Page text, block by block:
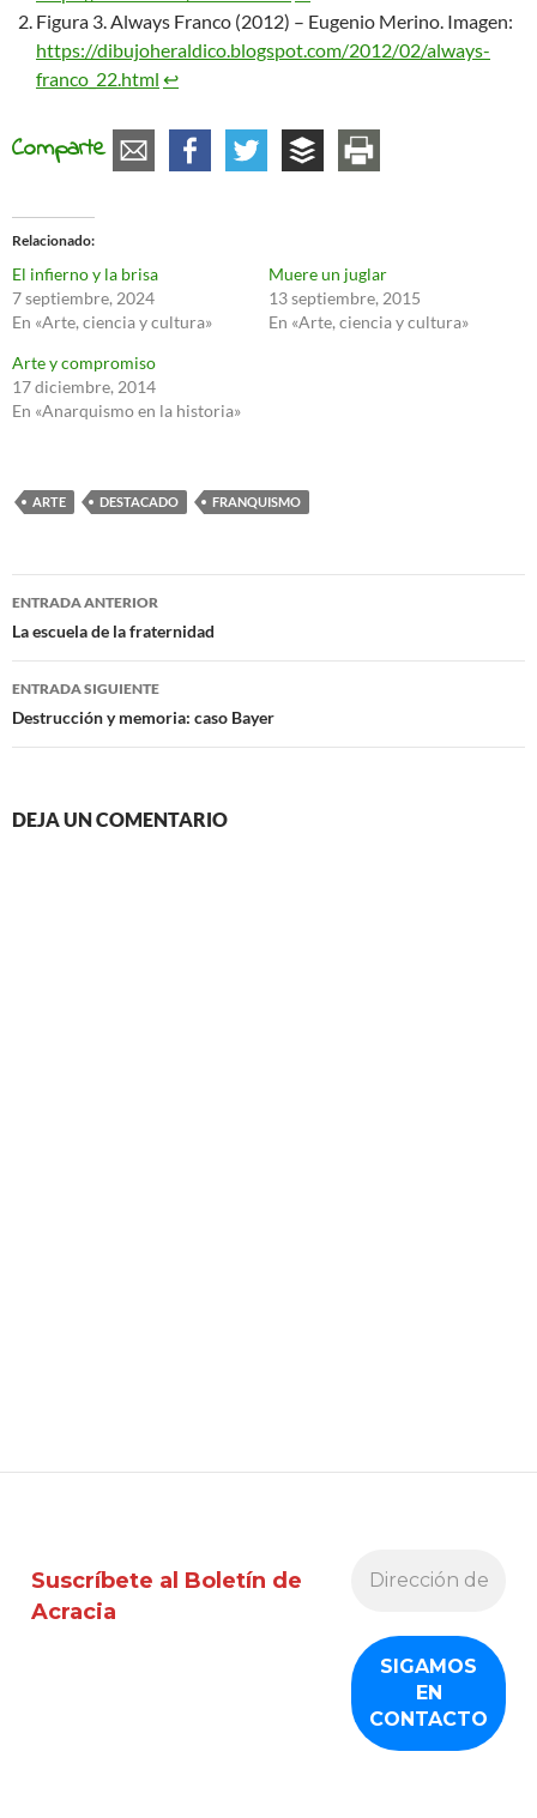
Figura 3. Always Franco (2012) – Eugenio Merino. Imagen:
https://dibujoheraldico.blogspot.com/2012/02/always-
franco_22.html ↩︎
Comparte
Relacionado
El infierno y la brisa
7 septiembre, 2024
En «Arte, ciencia y cultura»
Muere un juglar
13 septiembre, 2015
En «Arte, ciencia y cultura»
Arte y compromiso
17 diciembre, 2014
En «Anarquismo en la historia»
ARTE DESTACADO FRANQUISMO
Navegación
de
entradas
ENTRADA ANTERIOR
La escuela de la fraternidad
ENTRADA SIGUIENTE
Destrucción y memoria: caso Bayer
DEJA UN COMENTARIO
Suscríbete al Boletín de
Acracia